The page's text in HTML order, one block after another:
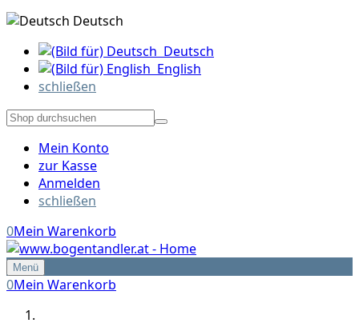
Deutsch
Deutsch
English
schließen
Mein Konto
zur Kasse
Anmelden
schließen
0Mein Warenkorb
Menü
0Mein Warenkorb